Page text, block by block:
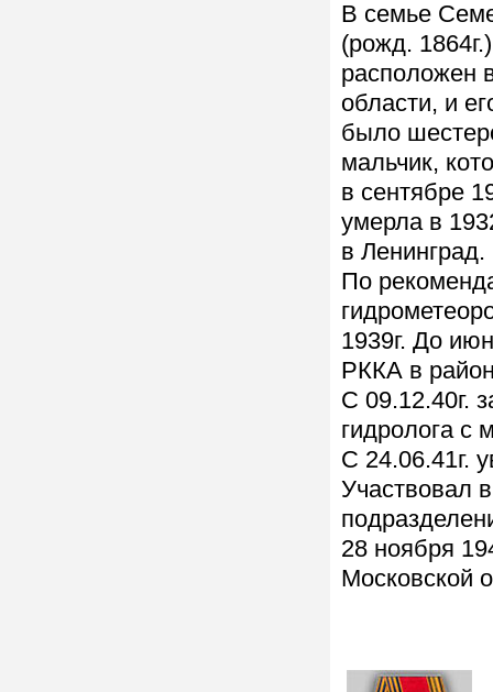
В семье
(рожд.
расположен
области, и
было
мальчик,
в сентябре
умерла в
в Ленинград.
По
1939г. До
РККА в
С 09.12.40г.
гидролога с
С 24.06.41г.
Участвовал
28 ноября
Московской